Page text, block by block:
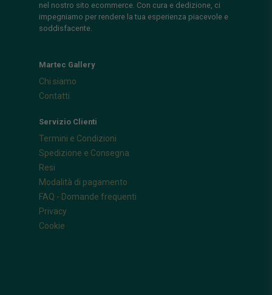
nel nostro sito ecommerce. Con cura e dedizione, ci
impegniamo per rendere la tua esperienza piacevole e
soddisfacente.
Martec Gallery
Chi siamo
Contatti
Servizio Clienti
Termini e Condizioni
Spedizione e Consegna
Resi
Modalità di pagamento
FAQ - Domande frequenti
Privacy
Cookie